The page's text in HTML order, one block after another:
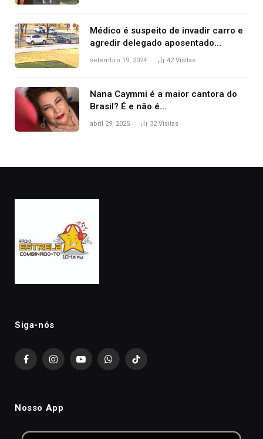
Médico é suspeito de invadir carro e
agredir delegado aposentado
durante confusão no trânsito
setembro 19, 2024 42Visitas
Nana Caymmi é a maior cantora do
Brasil? É e não é…
abril 29, 2025 32Visitas
Siga-nós
FacebookInstagramYouTubeWhatsAppTikTok
Nosso App